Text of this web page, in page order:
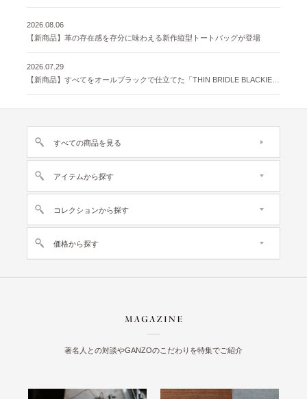
2026.08.06
【新商品】革の存在感を存分に味わえる新作縦型トートバッグが登場
2026.07.29
すべての商品を見る
アイテムから探す
コレクションから探す
価格から探す
著名人との対談やGANZOのこだわりを特集でご紹介